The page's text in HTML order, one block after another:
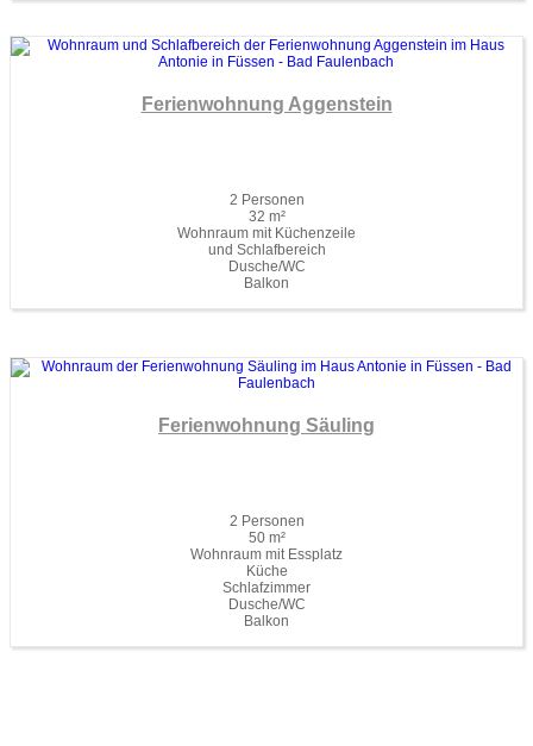
Ferienwohnung Aggenstein
2 Personen
32 m²
Wohnraum mit Küchenzeile
und Schlafbereich
Dusche/WC
Balkon
Ferienwohnung Säuling
2 Personen
50 m²
Wohnraum mit Essplatz
Küche
Schlafzimmer
Dusche/WC
Balkon